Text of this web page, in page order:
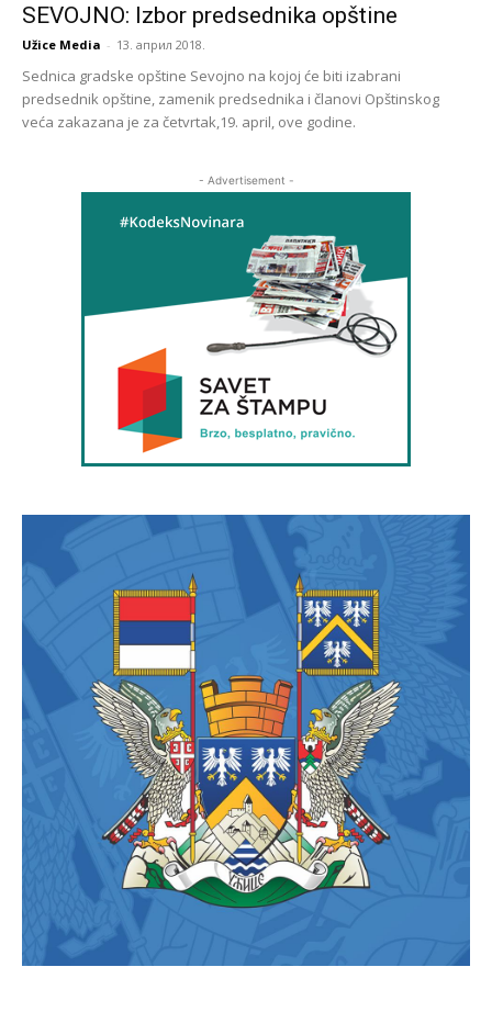
SEVOJNO: Izbor predsednika opštine
Užice Media - 13. април 2018.
Sednica gradske opštine Sevojno na kojoj će biti izabrani
predsednik opštine, zamenik predsednika i članovi Opštinskog
veća zakazana je za četvrtak,19. april, ove godine.
- Advertisement -